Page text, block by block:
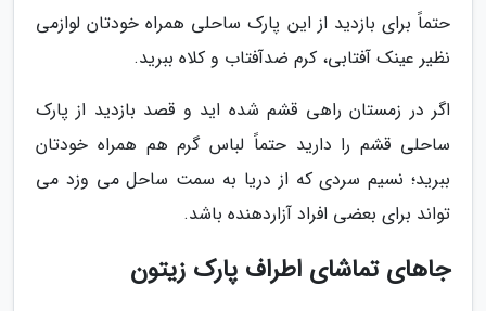
حتماً برای بازدید از این پارک ساحلی همراه خودتان لوازمی
نظیر عینک آفتابی، کرم ضدآفتاب و کلاه ببرید.
اگر در زمستان راهی قشم شده اید و قصد بازدید از پارک
ساحلی قشم را دارید حتماً لباس گرم هم همراه خودتان
ببرید؛ نسیم سردی که از دریا به سمت ساحل می وزد می
تواند برای بعضی افراد آزاردهنده باشد.
جاهای تماشای اطراف پارک زیتون